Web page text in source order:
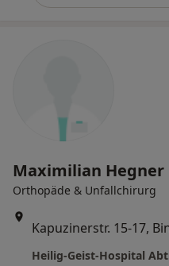
Maximilian Hegner
Orthopäde & Unfallchirurg